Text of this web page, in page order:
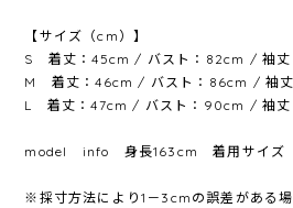
【サイズ（cm）】
S 着丈：45cm / バスト：82cm / 袖丈
M 着丈：46cm / バスト：86cm / 袖
L 着丈：47cm / バスト：90cm / 袖丈
model info 身長163cm 着用サイズ
※採寸方法により1－3cmの誤差がある